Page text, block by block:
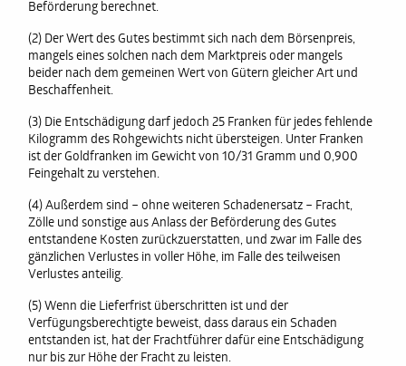
Beförderung berechnet.
(2) Der Wert des Gutes bestimmt sich nach dem Börsenpreis,
mangels eines solchen nach dem Marktpreis oder mangels
beider nach dem gemeinen Wert von Gütern gleicher Art und
Beschaffenheit.
(3) Die Entschädigung darf jedoch 25 Franken für jedes fehlende
Kilogramm des Rohgewichts nicht übersteigen. Unter Franken
ist der Goldfranken im Gewicht von 10/31 Gramm und 0,900
Feingehalt zu verstehen.
(4) Außerdem sind – ohne weiteren Schadenersatz – Fracht,
Zölle und sonstige aus Anlass der Beförderung des Gutes
entstandene Kosten zurückzuerstatten, und zwar im Falle des
gänzlichen Verlustes in voller Höhe, im Falle des teilweisen
Verlustes anteilig.
(5) Wenn die Lieferfrist überschritten ist und der
Verfügungsberechtigte beweist, dass daraus ein Schaden
entstanden ist, hat der Frachtführer dafür eine Entschädigung
nur bis zur Höhe der Fracht zu leisten.